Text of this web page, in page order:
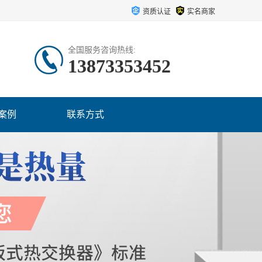
资质认证 实名商家
全国服务咨询热线:
13873353452
例 联系方式